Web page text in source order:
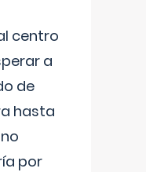
centro
a
de
hasta
por